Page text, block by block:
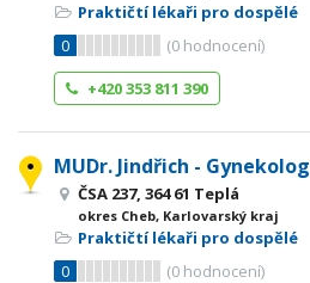
Praktičtí lékaři pro dospělé
0
(0 hodnocení)
+420 353 811 390
MUDr. Jindřich - Gynekolog
ČSA 237, 364 61 Teplá
okres Cheb, Karlovarský kraj
Praktičtí lékaři pro dospělé
0
(0 hodnocení)